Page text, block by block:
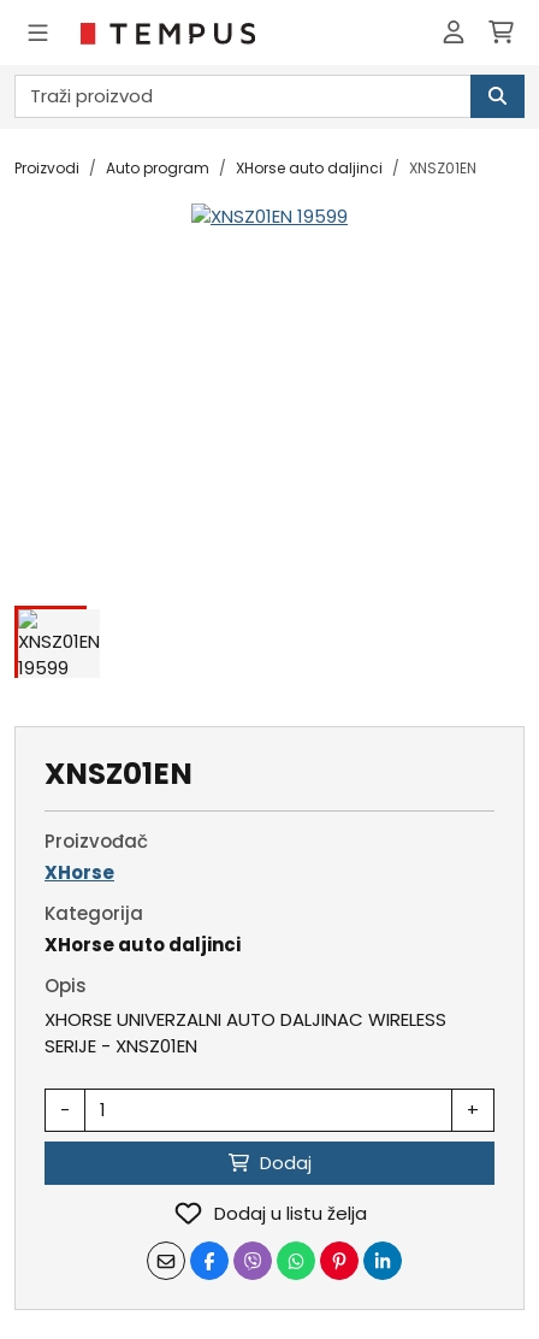
Proizvodi Auto program XHorse auto daljinci XNSZ01EN
XNSZ01EN
Proizvođač
XHorse
Kategorija
XHorse auto daljinci
Opis
XHORSE UNIVERZALNI AUTO DALJINAC WIRELESS
SERIJE - XNSZ01EN
- +
Dodaj
Dodaj u listu želja